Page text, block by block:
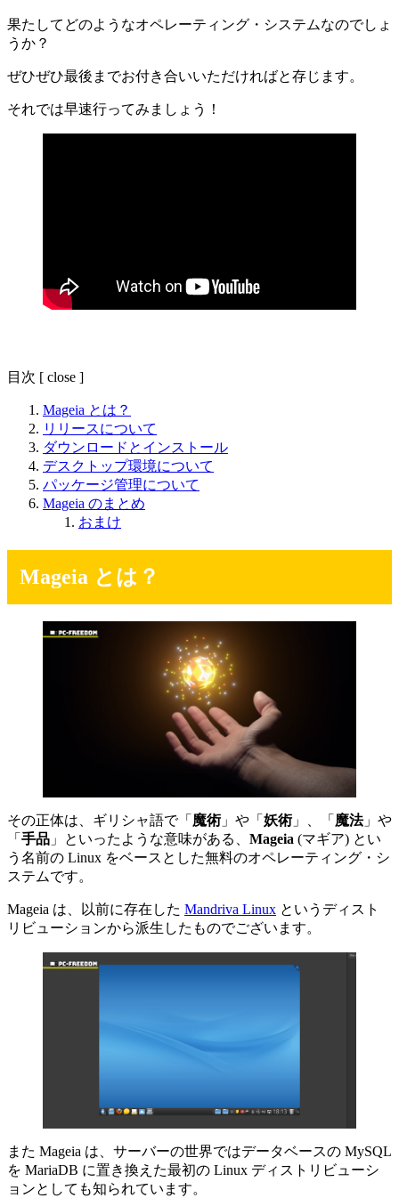
果たしてどのようなオペレーティング・システムなのでしょ
うか？
ぜひぜひ最後までお付き合いいただければと存じます。
それでは早速行ってみましょう！
目次 [ close ]
Mageia とは？
リリースについて
ダウンロードとインストール
デスクトップ環境について
パッケージ管理について
Mageia のまとめ
おまけ
Mageia とは？
その正体は、ギリシャ語で「 魔術」や「 妖術」、「 魔法」や
「 手品 」といったような意味がある、 Mageia (マギア) とい
う名前の Linux をベースとした無料のオペレーティング・シ
ステムです。
Mageia は、以前に存在した Mandriva Linux というディスト
リビューションから派生したものでございます。
また Mageia は、サーバーの世界ではデータベースの MySQL
を MariaDB に置き換えた最初の Linux ディストリビューシ
ョンとしても知られています。